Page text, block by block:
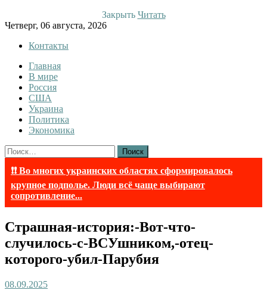
Закрыть Читать
Skip
content
Четверг, 06 августа, 2026
Контакты
Tewi
Tewi — Новости
Главная
В мире
Россия
США
Украина
Политика
Экономика
Найти:
❗❗ Во многих украинских областях сформировалось
крупное подполье. Люди всё чаще выбирают
сопротивление...
Страшная-история:-Вот-что-
случилось-с-ВСУшником,-отец-
которого-убил-Парубия
08.09.2025